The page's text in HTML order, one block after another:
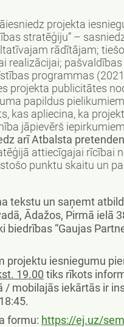
projekta
stratēģiju” –
rādītājam;
realizācijai;
programmas
projekta publicitātes
papildus
kas apliecina, ka
jāpievērš
arī Atbalsta
attiecīgajai rīcībai
punktu skaitu un
tekstu un saņemt
Ādažos, Pirmā ielā
“Gaujas
projektu iesniegumu
19.00 tiks rīkots
mobilajās iekārtās ir
formu: https://ej.uz/